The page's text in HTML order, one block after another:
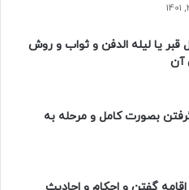
قبر یا لیله الدفن و ثواب و روش
آن
بصورت کامل و مرحله به